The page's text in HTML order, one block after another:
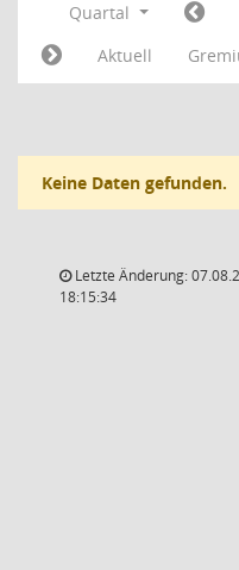
Quartal
Aktuell
Keine Daten gefunden.
Letzte Änderung:
18:15:34